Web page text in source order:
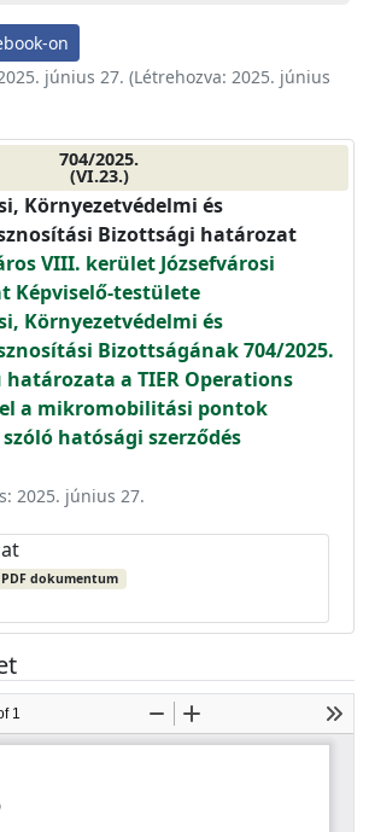
on
június 27. (Létrehozva: 2025. június
704/2025.
(VI.23.)
Környezetvédelmi és
Bizottsági határozat
VIII. kerület Józsefvárosi
Képviselő-testülete
Környezetvédelmi és
Bizottságának 704/2025.
határozata a TIER Operations
a mikromobilitási pontok
hatósági szerződés
2025. június 27.
PDF dokumentum